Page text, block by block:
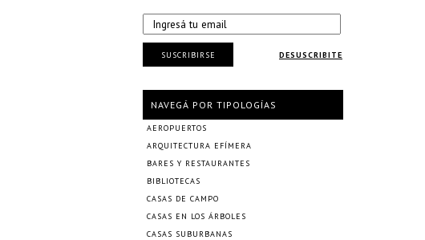
DESUSCRIBITE
SUSCRIBIRSE
NAVEGÁ POR TIPOLOGÍAS
AEROPUERTOS
ARQUITECTURA EFÍMERA
BARES Y RESTAURANTES
BIBLIOTECAS
CASAS DE CAMPO
CASAS EN LOS ÁRBOLES
CASAS SUBURBANAS